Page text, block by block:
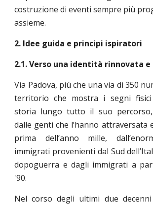
costruzione di eventi sempre più
assieme.
2. Idee guida e principi ispiratori
2.1. Verso una identità rinnovata e
Via Padova, più che una via di 350
territorio che mostra i segni
storia lungo tutto il suo
dalle genti che l’hanno attraversata
prima dell’anno mille,
immigrati provenienti dal Sud
dopoguerra e dagli immigrati a
'90.
Nel corso degli ultimi due